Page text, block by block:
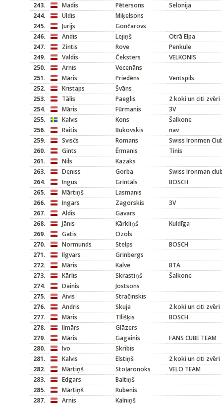
243. Madis Pētersons
Selonija
244.
Uldis
Miķelsons
245.
Jurijs
Gončarovs
246.
Andis Lejiņš
Otrā Elpa
247.
Zintis Rove
Penkule
249.
Valdis Čeksters
VELKONIS
250.
Arnis
Vecenāns
251.
Māris Priedēns
Ventspils
252.
Kristaps
Švāns
253.
Tālis Paeglis
2 koki un citi zvēri
254.
Māris Fūrmanis
3V
255.
Kalvis Kons
Šalkone
256.
Raitis Bukovskis
nav
259.
Svisčs Romans
Swiss Ironmen
260.
Gints Ērmanis
Tinis
261.
Nils
Kazaks
263.
Deniss Gorba
Swiss Ironman
264.
Ingus Grīntāls
BOSCH
265.
Mārtiņš
Lasmanis
266.
Ingars Zagorskis
3V
267.
Aldis
Gavars
268.
Jānis Kārkliņš
Kuldīga
269.
Gatis
Ozols
270.
Normunds Stelps
BOSCH
271.
Ilgvars
Grinbergs
272.
Māris Kalve
BTA
273.
Kārlis Skrastiņš
Šalkone
274.
Dainis
Jostsons
275.
Aivis
Stračinskis
276.
Andris Skuja
2 koki un citi zvēri
277.
Māris Tīlišķis
BOSCH
278.
Ilmārs
Glāzers
279.
Māris Gagainis
FANS CUBE TEAM
280.
Ivo
Skribis
281.
Kalvis Elstiņš
2 koki un citi zvēri
282.
Mārtiņš Stoļaronoks
VELO TEAM
283.
Edgars
Baltiņš
285.
Mārtiņš
Rubenis
287.
Arnis
Kalniņš